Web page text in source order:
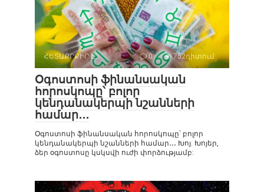
ՀԵՏԱՔՐՔԻՐ Է 0 752դիտում
Օգոստոսի ֆինանսական
հորոսկոպը՝ բոլոր
կենդանակերպի նշանների
համար․․․
Օգոստոսի ֆինանսական հորոսկոպը՝ բոլոր
կենդանակերպի նշանների համար․․․ Խոյ. Խոյեր,
ձեր օգոստոսը կսկսվի ուժի փորձությամբ: